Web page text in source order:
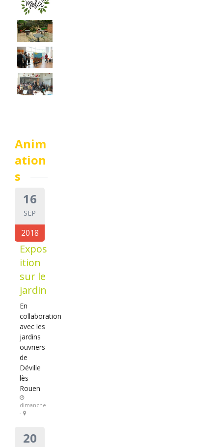
Anim
ation
s
16
SEP
2018
Expos
ition
sur le
jardin
En
collaboration
avec les
jardins
ouvriers
de
Déville
lès
Rouen
dimanche
-
20